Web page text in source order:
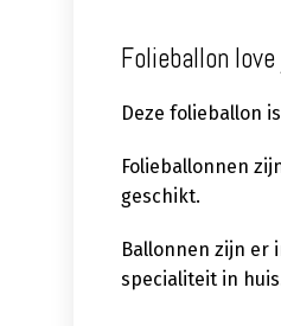
Folieballon
Deze folieballon
Folieballonnen
geschikt.
Ballonnen zijn er
specialiteit in